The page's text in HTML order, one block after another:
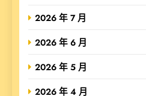
2026 年 7 月
2026 年 6 月
2026 年 5 月
2026 年 4 月